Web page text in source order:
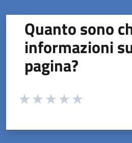
Quanto sono
informazioni
pagina?
Valuta da 1 a 5 stelle la pagina